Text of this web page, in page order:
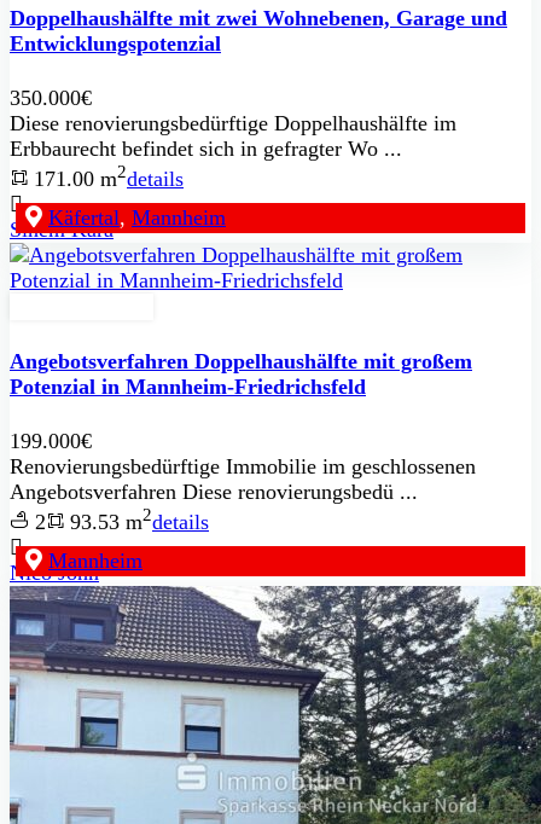
Käfertal, Mannheim
Doppelhaushälfte mit zwei Wohnebenen, Garage und
Entwicklungspotenzial
350.000€
Diese renovierungsbedürftige Doppelhaushälfte im
Erbbaurecht befindet sich in gefragter Wo ...
171.00 m2details
Sinem Kara
Mannheim
Angebotsverfahren Doppelhaushälfte mit großem
Potenzial in Mannheim-Friedrichsfeld
199.000€
Renovierungsbedürftige Immobilie im geschlossenen
Angebotsverfahren Diese renovierungsbedü ...
2
93.53 m2details
Nico John